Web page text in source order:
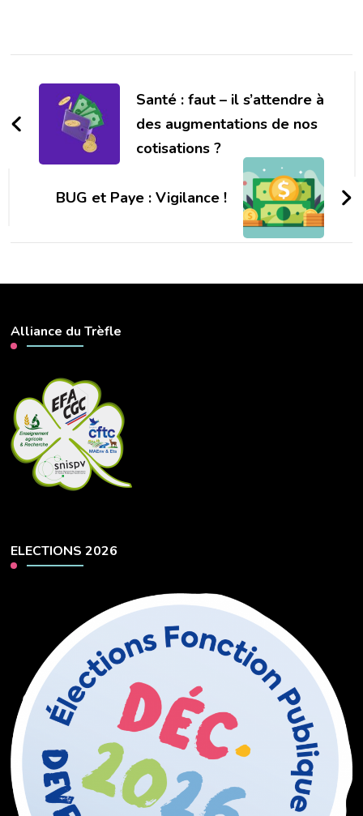
d'article
Santé : faut – il s’attendre à
des augmentations de nos
cotisations ?
BUG et Paye : Vigilance !
Alliance du Trèfle
ELECTIONS 2026